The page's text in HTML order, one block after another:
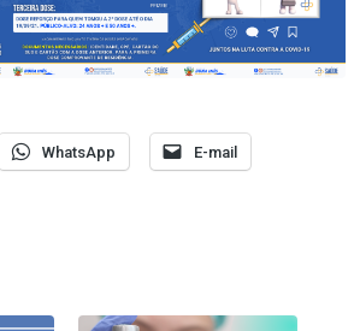
WhatsApp E-mail